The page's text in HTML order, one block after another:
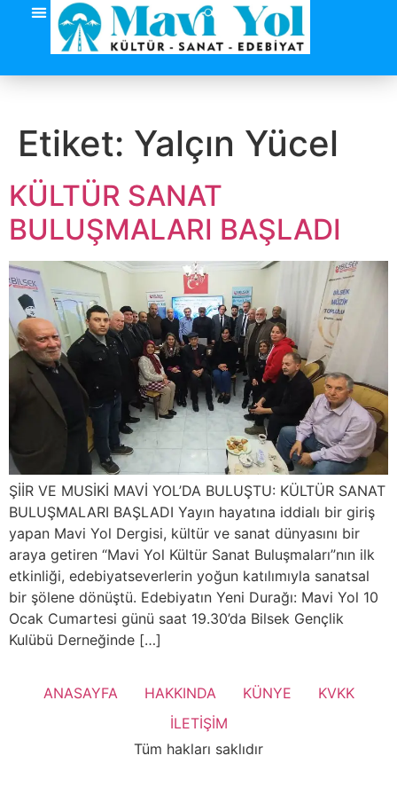
Etiket: Yalçın Yücel
KÜLTÜR SANAT
BULUŞMALARI BAŞLADI
ŞİİR VE MUSİKİ MAVİ YOL’DA BULUŞTU: KÜLTÜR SANAT
BULUŞMALARI BAŞLADI Yayın hayatına iddialı bir giriş
yapan Mavi Yol Dergisi, kültür ve sanat dünyasını bir
araya getiren “Mavi Yol Kültür Sanat Buluşmaları”nın ilk
etkinliği, edebiyatseverlerin yoğun katılımıyla sanatsal
bir şölene dönüştü. Edebiyatın Yeni Durağı: Mavi Yol 10
Ocak Cumartesi günü saat 19.30’da Bilsek Gençlik
Kulübü Derneğinde […]
ANASAYFA HAKKINDA KÜNYE
KVKK
İLETİŞİM
Tüm hakları saklıdır